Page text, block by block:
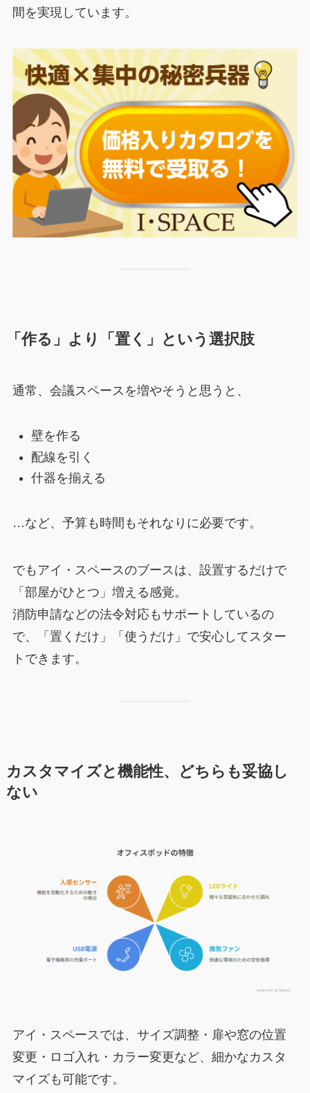
間を実現しています。
「作る」より「置く」という選択肢
通常、会議スペースを増やそうと思うと、
壁を作る
配線を引く
什器を揃える
…など、予算も時間もそれなりに必要です。
でもアイ・スペースのブースは、設置するだけで
「部屋がひとつ」増える感覚。
消防申請などの法令対応もサポートしているの
で、「置くだけ」「使うだけ」で安心してスター
トできます。
カスタマイズと機能性、どちらも妥協し
ない
アイ・スペースでは、サイズ調整・扉や窓の位置
変更・ロゴ入れ・カラー変更など、細かなカスタ
マイズも可能です。